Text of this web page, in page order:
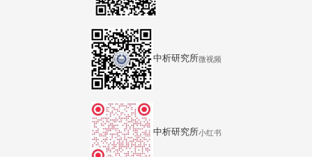
中析研究所微视频
中析研究所小红书